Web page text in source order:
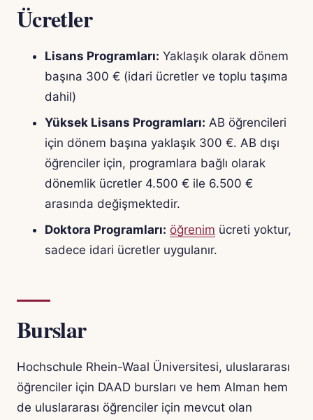
Ücretler
Lisans Programları: Yaklaşık olarak dönem
başına 300 € (idari ücretler ve toplu taşıma
dahil)
Yüksek Lisans Programları: AB öğrencileri
için dönem başına yaklaşık 300 €. AB dışı
öğrenciler için, programlara bağlı olarak
dönemlik ücretler 4.500 € ile 6.500 €
arasında değişmektedir.
Doktora Programları: öğrenim ücreti yoktur,
sadece idari ücretler uygulanır.
Burslar
Hochschule Rhein-Waal Üniversitesi, uluslararası
öğrenciler için DAAD bursları ve hem Alman hem
de uluslararası öğrenciler için mevcut olan